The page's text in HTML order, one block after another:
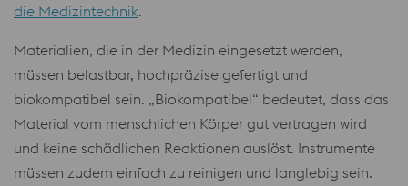
die Medizintechnik.
Materialien, die in der Medizin eingesetzt werden,
müssen belastbar, hochpräzise gefertigt und
biokompatibel sein. „Biokompatibel“ bedeutet, dass das
Material vom menschlichen Körper gut vertragen wird
und keine schädlichen Reaktionen auslöst. Instrumente
müssen zudem einfach zu reinigen und langlebig sein.